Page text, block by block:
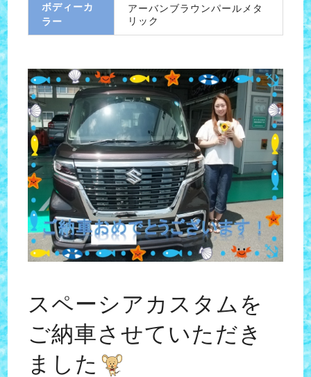
ボディーカ
ラー
アーバンブラウンパールメタ
リック
スペーシアカスタムを
ご納車させていただき
ました